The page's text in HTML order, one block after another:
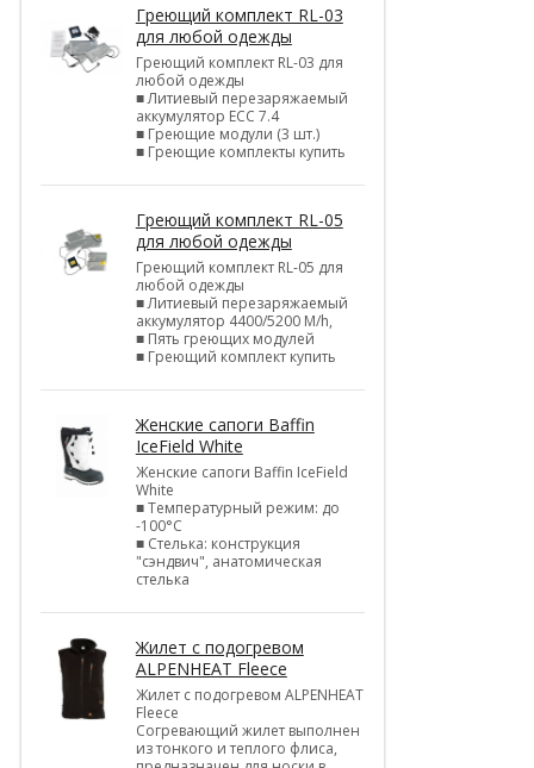
Греющий комплект RL-03
для любой одежды
Греющий комплект RL-03 для
любой одежды
■ Литиевый перезаряжаемый
аккумулятор ЕСС 7.4
■ Греющие модули (3 шт.)
■ Греющие комплекты купить
Греющий комплект RL-05
для любой одежды
Греющий комплект RL-05 для
любой одежды
■ Литиевый перезаряжаемый
аккумулятор 4400/5200 M/h,
■ Пять греющих модулей
■ Греющий комплект купить
Женские сапоги Baffin
IceField White
Женские сапоги Baffin IceField
White
■ Температурный режим: до
-100°C
■ Стелька: конструкция
"сэндвич", анатомическая
стелька
Жилет с подогревом
ALPENHEAT Fleece
Жилет с подогревом ALPENHEAT
Fleece
Согревающий жилет выполнен
из тонкого и теплого флиса,